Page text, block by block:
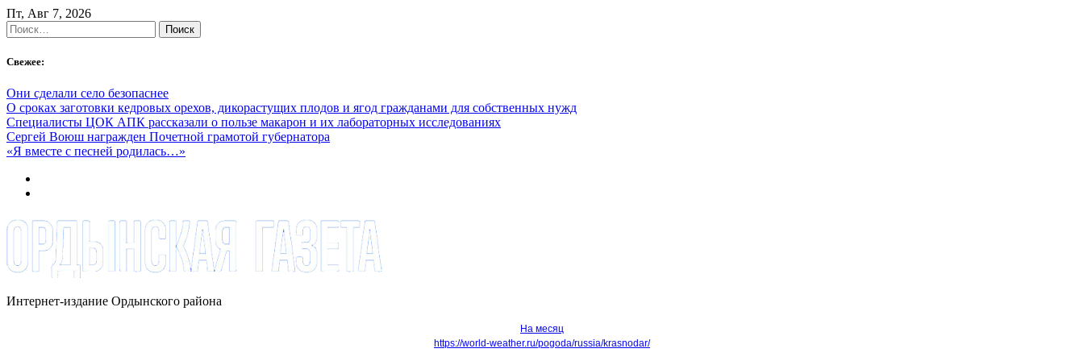
Skip
to
content
Пт, Авг 7, 2026
Найти:
Свежее:
Они сделали село безопаснее
О сроках заготовки кедровых орехов, дикорастущих плодов и ягод гражданами для собственных нужд
Специалисты ЦОК АПК рассказали о пользе макарон и их лабораторных исследованиях
Сергей Воюш награжден Почетной грамотой губернатора
«Я вместе с песней родилась…»
Интернет-издание Ордынского района
На месяц
https://world-weather.ru/pogoda/russia/krasnodar/